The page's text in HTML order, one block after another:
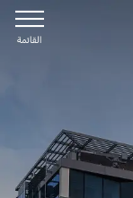
القائمة